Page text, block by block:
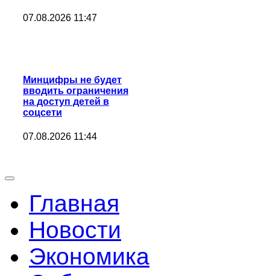
07.08.2026 11:47
Минцифры не будет
вводить ограничения
на доступ детей в
соцсети
07.08.2026 11:44
Главная
Новости
Экономика